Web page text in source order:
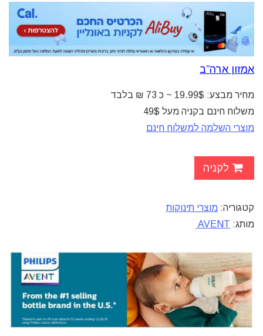
אמזון ארה”ב
מחיר מבצע: 19.99$ ~ כ 73 ₪ בלבד
משלוח חינם בקניה מעל 49$
מוצרי השלמה למשלוח חינם
לקניה
קטגוריה: מוצרי תינוקות
מותג: AVENT